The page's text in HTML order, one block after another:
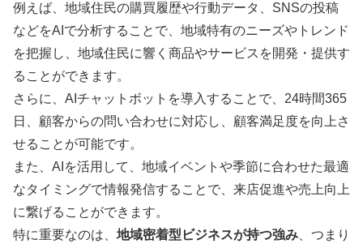
例えば、地域住民の購買履歴や行動データ、SNSの投稿
などをAIで分析することで、地域特有のニーズやトレンド
を把握し、地域住民に響く商品やサービスを開発・提供す
ることができます。
さらに、AIチャットボットを導入することで、24時間365
日、顧客からの問い合わせに対応し、顧客満足度を向上さ
せることが可能です。
また、AIを活用して、地域イベントや季節に合わせた最適
なタイミングで情報発信することで、来店促進や売上向上
に繋げることができます。
特に重要なのは、 地域密着型ビジネスが持つ強み 、つまり